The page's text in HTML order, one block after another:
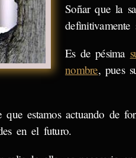
Soñar que la
definitivamente
Es de pésima
nombre, pues
que estamos actuando de
en el futuro.